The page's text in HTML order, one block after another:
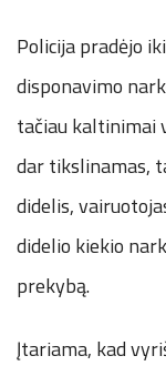
Policija pradėjo
disponavimo
tačiau kaltinimai
dar tikslinamas,
didelis,
didelio kiekio
prekybą.
Įtariama, kad